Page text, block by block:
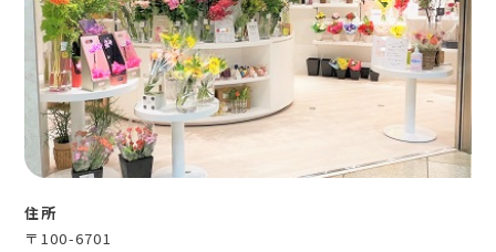
住所
〒100-6701